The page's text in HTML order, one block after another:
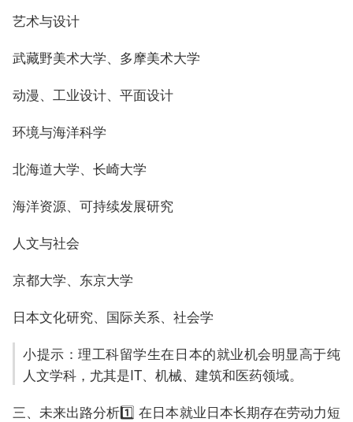
艺术与设计
武藏野美术大学、多摩美术大学
动漫、工业设计、平面设计
环境与海洋科学
北海道大学、长崎大学
海洋资源、可持续发展研究
人文与社会
京都大学、东京大学
日本文化研究、国际关系、社会学
小提示：理工科留学生在日本的就业机会明显高于纯
人文学科，尤其是IT、机械、建筑和医药领域。
三、未来出路分析1️⃣ 在日本就业日本长期存在劳动力短